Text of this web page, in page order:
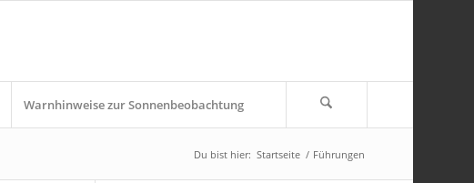
Warnhinweise zur Sonnenbeobachtung
Du bist hier: Startseite / Führungen